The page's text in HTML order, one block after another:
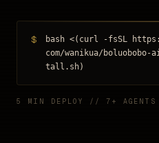
$
bash <(curl -fsSL
com/wanikua/
tall.sh)
5 MIN DEPLOY // 7+ AGENTS